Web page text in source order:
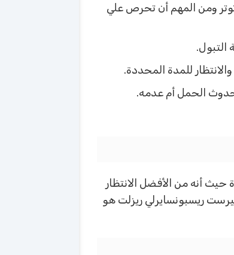
ومن المهم أن تحرص علي
للمدة المحددة.
الحمل أم عدمه.
أنه من الأفضل الانتظار
ريسبونسايرلي ريزلت هو